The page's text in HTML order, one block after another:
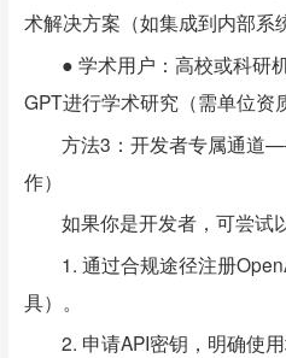
术解决方案（如集成到内部系
● 学术用户：高校或科研
GPT进行学术研究（需单位资
方法3：开发者专属通道
作）
如果你是开发者，可尝试
1. 通过合规途径注册
具）。
2. 申请API密钥，明确使